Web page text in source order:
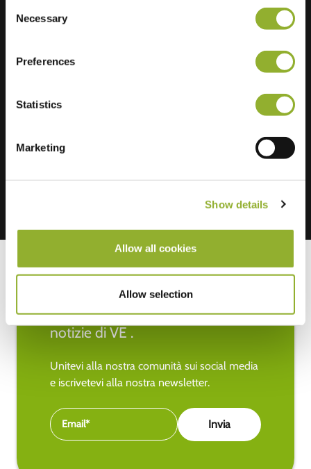
Selection
Necessary
Preferences
Statistics
Marketing
Show details
Allow all cookies
Allow selection
Rimanete aggiornati sulle ultime
notizie di VE .
Unitevi alla nostra comunità sui social media
e iscrivetevi alla nostra newsletter.